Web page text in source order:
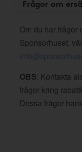
Frågor om
Om du har frågor
Sponsorhuset,
OBS: Kontakta
frågor kring
Dessa frågor